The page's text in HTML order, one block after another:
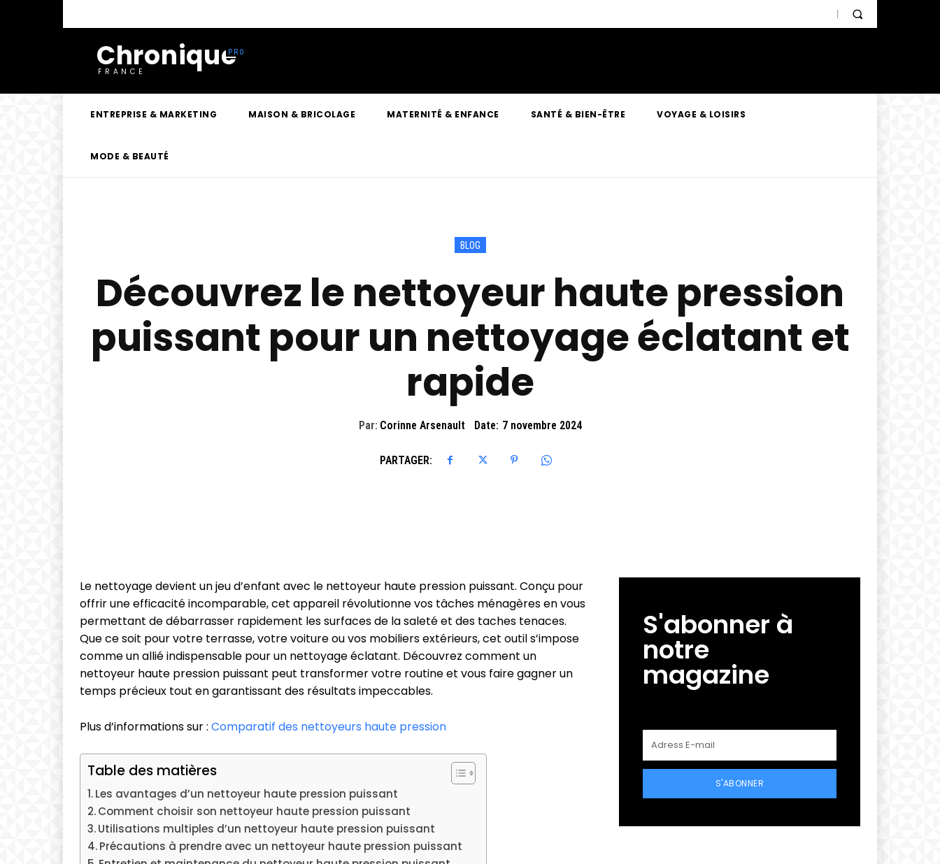
Chronique
FRANCE
ENTREPRISE & MARKETING MAISON & BRICOLAGE MATERNITÉ & ENFANCE SANTÉ & BIEN-ÊTRE VOYAGE & LOISIRS
MODE & BEAUTÉ
BLOG
Découvrez le nettoyeur haute pression
puissant pour un nettoyage éclatant et
rapide
Par: Corinne Arsenault Date: 7 novembre 2024
PARTAGER:
Le nettoyage devient un jeu d’enfant avec le nettoyeur haute pression puissant. Conçu pour
offrir une efficacité incomparable, cet appareil révolutionne vos tâches ménagères en vous
permettant de débarrasser rapidement les surfaces de la saleté et des taches tenaces.
Que ce soit pour votre terrasse, votre voiture ou vos mobiliers extérieurs, cet outil s’impose
comme un allié indispensable pour un nettoyage éclatant. Découvrez comment un
nettoyeur haute pression puissant peut transformer votre routine et vous faire gagner un
temps précieux tout en garantissant des résultats impeccables.
Plus d’informations sur : Comparatif des nettoyeurs haute pression
Table des matières
Les avantages d’un nettoyeur haute pression puissant
Comment choisir son nettoyeur haute pression puissant
Utilisations multiples d’un nettoyeur haute pression puissant
Précautions à prendre avec un nettoyeur haute pression puissant
S'abonner à
notre
magazine
S'ABONNER